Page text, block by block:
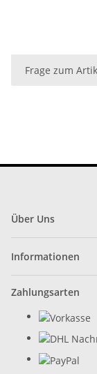
Frage zum
Über Uns
Informationen
Zahlungsarten